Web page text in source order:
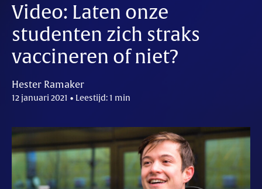
Video: Laten onze
studenten zich straks
vaccineren of niet?
Hester Ramaker
12 januari 2021 • Leestijd: 1 min